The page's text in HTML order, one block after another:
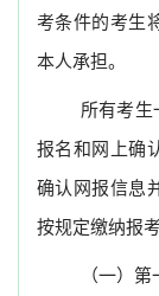
考条件的考生
本人承担。
所有考生
报名和网上确
确认网报信息
按规定缴纳报考
（一）